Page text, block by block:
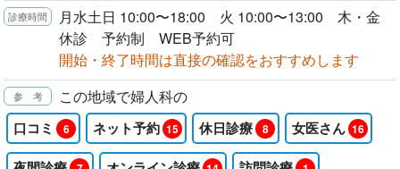
月水土日 10:00〜18:00 火 10:00〜13:00 木・金
休診 予約制 WEB予約可
開始・終了時間は直接の確認をおすすめします
この地域で婦人科の
口コミ 6 ネット予約 15 休日診療 8 女医さん 16